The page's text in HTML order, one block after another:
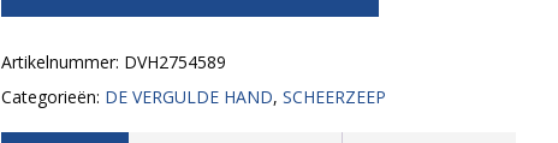
Artikelnummer: DVH2754589
Categorieën: DE VERGULDE HAND, SCHEERZEEP